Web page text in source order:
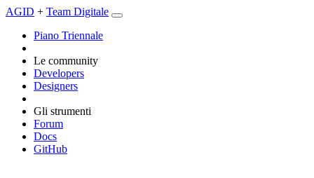
AGID + Team Digitale
Piano Triennale
Le community
Developers
Designers
Gli strumenti
Forum
Docs
GitHub